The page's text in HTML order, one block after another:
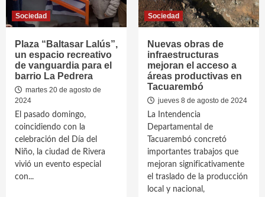
Sociedad
Plaza “Baltasar Lalús”,
un espacio recreativo
de vanguardia para el
barrio La Pedrera
martes 20 de agosto de
2024
El pasado domingo,
coincidiendo con la
celebración del Día del
Niño, la ciudad de Rivera
vivió un evento especial
con...
Sociedad
Nuevas obras de
infraestructuras
mejoran el acceso a
áreas productivas en
Tacuarembó
jueves 8 de agosto de 2024
La Intendencia
Departamental de
Tacuarembó concretó
importantes trabajos que
mejoran significativamente
el traslado de la producción
local y nacional,